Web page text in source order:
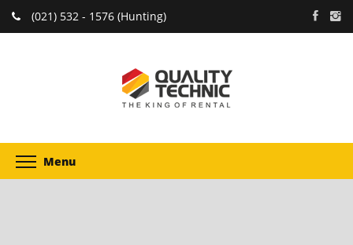
(021) 532 - 1576 (Hunting)
Menu